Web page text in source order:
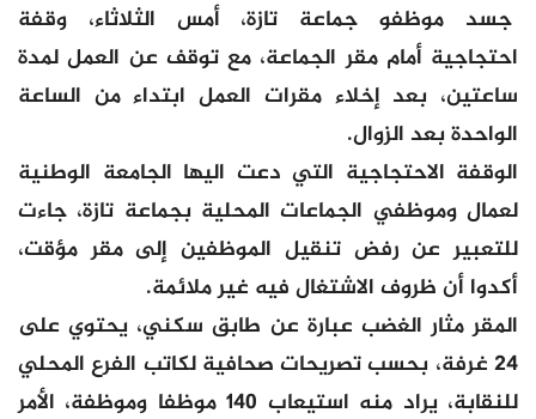
جسد موظفو جماعة تازة، أمس الثلاثاء، وقفة
احتجاجية أمام مقر الجماعة، مع توقف عن العمل لمدة
ساعتين، بعد إخلاء مقرات العمل ابتداء من الساعة
الواحدة بعد الزوال.
الوقفة الاحتجاجية التي دعت اليها الجامعة الوطنية
لعمال وموظفي الجماعات المحلية بجماعة تازة، جاءت
للتعبير عن رفض تنقيل الموظفين إلى مقر مؤقت،
أكدوا أن ظروف الاشتغال فيه غير ملائمة.
المقر مثار الغضب عبارة عن طابق سكني، يحتوي على
24 غرفة، بحسب تصريحات صحافية لكاتب الفرع المحلي
للنقابة، يراد منه استيعاب 140 موظفا وموظفة، الأمر